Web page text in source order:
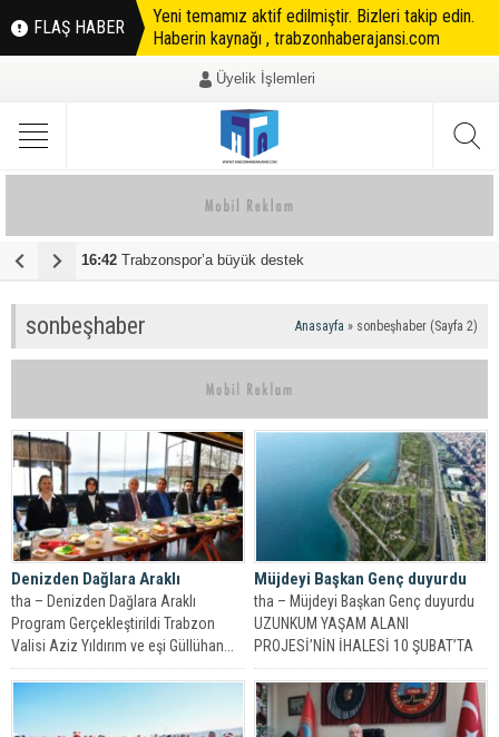
FLAŞ HABER
Yeni temamız aktif edilmiştir. Bizleri takip edin.
Haberin kaynağı , trabzonhaberajansi.com
Üyelik İşlemleri
16:42 Trabzonspor’a büyük destek
Anasayfa » sonbeşhaber (Sayfa 2)
sonbeşhaber
Denizden Dağlara Araklı
tha – Denizden Dağlara Araklı
Program Gerçekleştirildi Trabzon
Valisi Aziz Yıldırım ve eşi Güllühan...
Müjdeyi Başkan Genç duyurdu
tha – Müjdeyi Başkan Genç duyurdu
UZUNKUM YAŞAM ALANI
PROJESİ’NİN İHALESİ 10 ŞUBAT’TA
YAPILACAK Trabzon...